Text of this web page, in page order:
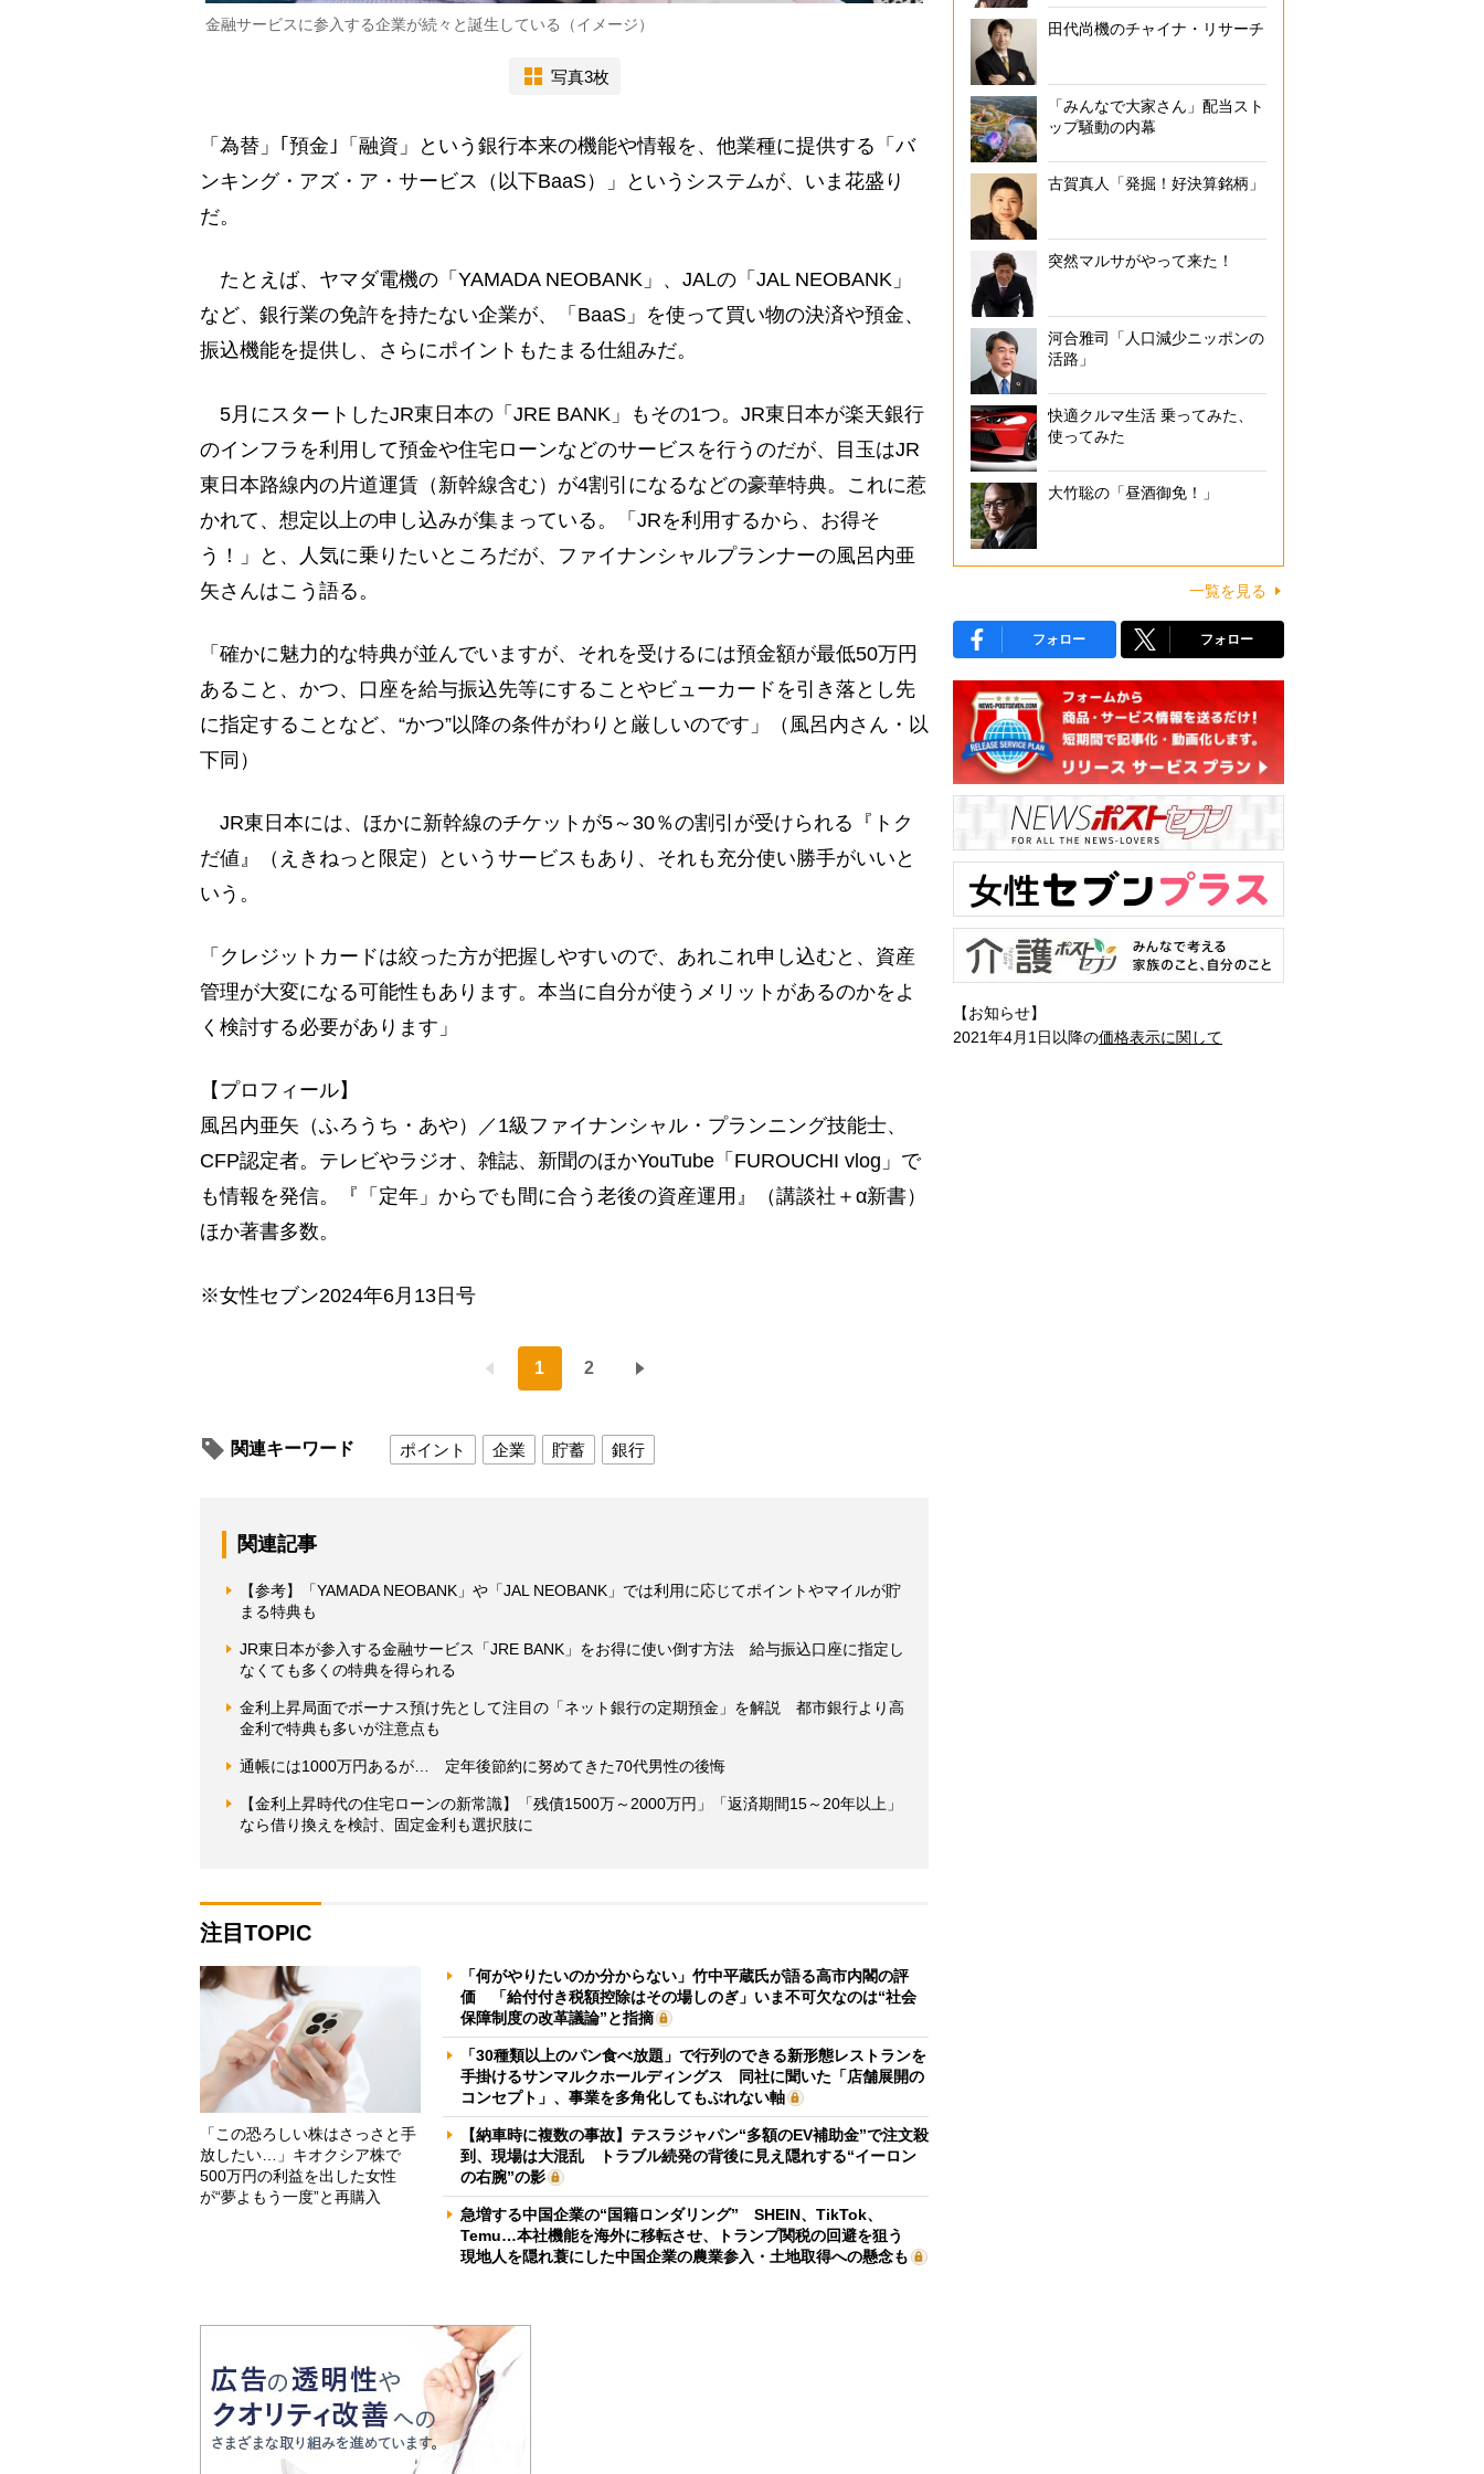
金融サービスに参入する企業が続々と誕生している（イメージ）
写真3枚
「為替」｢預金｣「融資」という銀行本来の機能や情報を、他業種に提供する「バ
ンキング・アズ・ア・サービス（以下BaaS）」というシステムが、いま花盛り
だ。
たとえば、ヤマダ電機の「YAMADA NEOBANK」、JALの「JAL NEOBANK」
など、銀行業の免許を持たない企業が、「BaaS」を使って買い物の決済や預金、
振込機能を提供し、さらにポイントもたまる仕組みだ。
5月にスタートしたJR東日本の「JRE BANK」もその1つ。JR東日本が楽天銀行
のインフラを利用して預金や住宅ローンなどのサービスを行うのだが、目玉はJR
東日本路線内の片道運賃（新幹線含む）が4割引になるなどの豪華特典。これに惹
かれて、想定以上の申し込みが集まっている。「JRを利用するから、お得そ
う！」と、人気に乗りたいところだが、ファイナンシャルプランナーの風呂内亜
矢さんはこう語る。
「確かに魅力的な特典が並んでいますが、それを受けるには預金額が最低50万円
あること、かつ、口座を給与振込先等にすることやビューカードを引き落とし先
に指定することなど、“かつ”以降の条件がわりと厳しいのです」（風呂内さん・以
下同）
JR東日本には、ほかに新幹線のチケットが5～30％の割引が受けられる『トク
だ値』（えきねっと限定）というサービスもあり、それも充分使い勝手がいいと
いう。
「クレジットカードは絞った方が把握しやすいので、あれこれ申し込むと、資産
管理が大変になる可能性もあります。本当に自分が使うメリットがあるのかをよ
く検討する必要があります」
【プロフィール】
風呂内亜矢（ふろうち・あや）／1級ファイナンシャル・プランニング技能士、
CFP認定者。テレビやラジオ、雑誌、新聞のほかYouTube「FUROUCHI vlog」で
も情報を発信。『「定年」からでも間に合う老後の資産運用』（講談社＋α新書）
ほか著書多数。
※女性セブン2024年6月13日号
1 2
関連キーワード ポイント 企業 貯蓄 銀行
関連記事
【参考】「YAMADA NEOBANK」や「JAL NEOBANK」では利用に応じてポイントやマイルが貯
まる特典も
JR東日本が参入する金融サービス「JRE BANK」をお得に使い倒す方法 給与振込口座に指定し
なくても多くの特典を得られる
金利上昇局面でボーナス預け先として注目の「ネット銀行の定期預金」を解説 都市銀行より高
金利で特典も多いが注意点も
通帳には1000万円あるが… 定年後節約に努めてきた70代男性の後悔
【金利上昇時代の住宅ローンの新常識】「残債1500万～2000万円」「返済期間15～20年以上」
なら借り換えを検討、固定金利も選択肢に
注目TOPIC
「この恐ろしい株はさっさと手
放したい…」キオクシア株で
500万円の利益を出した女性
が“夢よもう一度”と再購入
「何がやりたいのか分からない」竹中平蔵氏が語る高市内閣の評
価 「給付付き税額控除はその場しのぎ」いま不可欠なのは“社会
保障制度の改革議論”と指摘
「30種類以上のパン食べ放題」で行列のできる新形態レストランを
手掛けるサンマルクホールディングス 同社に聞いた「店舗展開の
コンセプト」、事業を多角化してもぶれない軸
【納車時に複数の事故】テスラジャパン“多額のEV補助金”で注文殺
到、現場は大混乱 トラブル続発の背後に見え隠れする“イーロン
の右腕”の影
急増する中国企業の“国籍ロンダリング” SHEIN、TikTok、
Temu…本社機能を海外に移転させ、トランプ関税の回避を狙う
現地人を隠れ蓑にした中国企業の農業参入・土地取得への懸念も
田代尚機のチャイナ・リサーチ
「みんなで大家さん」配当スト
ップ騒動の内幕
古賀真人「発掘！好決算銘柄」
突然マルサがやって来た！
河合雅司「人口減少ニッポンの
活路」
快適クルマ生活 乗ってみた、
使ってみた
大竹聡の「昼酒御免！」
一覧を見る
フォロー フォロー
【お知らせ】
2021年4月1日以降の価格表示に関して